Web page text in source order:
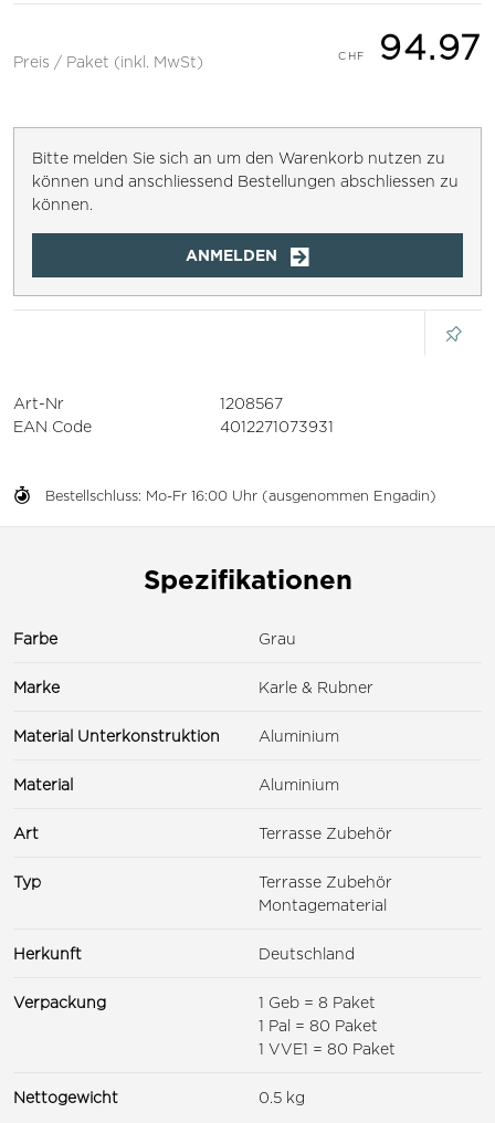
Preis / Paket (inkl. MwSt) 94.97
Bitte melden Sie sich an um den Warenkorb nutzen zu
können und anschliessend Bestellungen abschliessen zu
können.
ANMELDEN
Bestellschluss: Mo-Fr 16:00 Uhr (ausgenommen Engadin)
Art-Nr
1208567
EAN Code
4012271073931
Spezifikationen
Farbe Grau
Marke Karle & Rubner
Material Unterkonstruktion Aluminium
Material Aluminium
Art Terrasse Zubehör
Typ
Terrasse Zubehör
Montagematerial
Herkunft Deutschland
Verpackung
1 Geb = 8 Paket
1 Pal = 80 Paket
1 VVE1 = 80 Paket
Nettogewicht 0.5 kg